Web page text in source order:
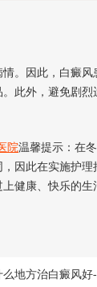
。因此，白癜风
此外，避免剧
院温馨提示：在
因此在实施护理
健康、快乐的生
么地方治白癜风